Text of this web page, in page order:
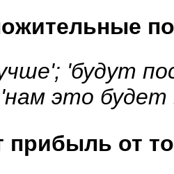
'будут
это будет
прибыль от